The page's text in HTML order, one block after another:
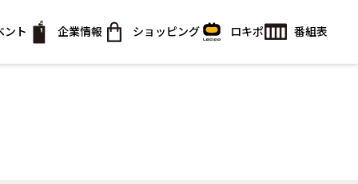
ント 企業情報 ショッピング ロキポ 番組表